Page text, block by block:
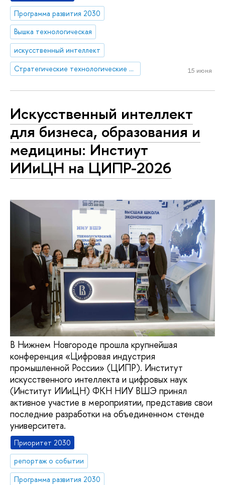
Программа развития 2030
Вышка технологическая
искусственный интеллект
Стратегические технологические проекты
15 июня
Искусственный интеллект
для бизнеса, образования и
медицины: Инстиут
ИИиЦН на ЦИПР-2026
В Нижнем Новгороде прошла крупнейшая
конференция «Цифровая индустрия
промышленной России» (ЦИПР). Институт
искусственного интеллекта и цифровых наук
(Институт ИИиЦН) ФКН НИУ ВШЭ принял
активное участие в мероприятии, представив свои
последние разработки на объединенном стенде
университета.
Приоритет 2030
репортаж о событии
Программа развития 2030